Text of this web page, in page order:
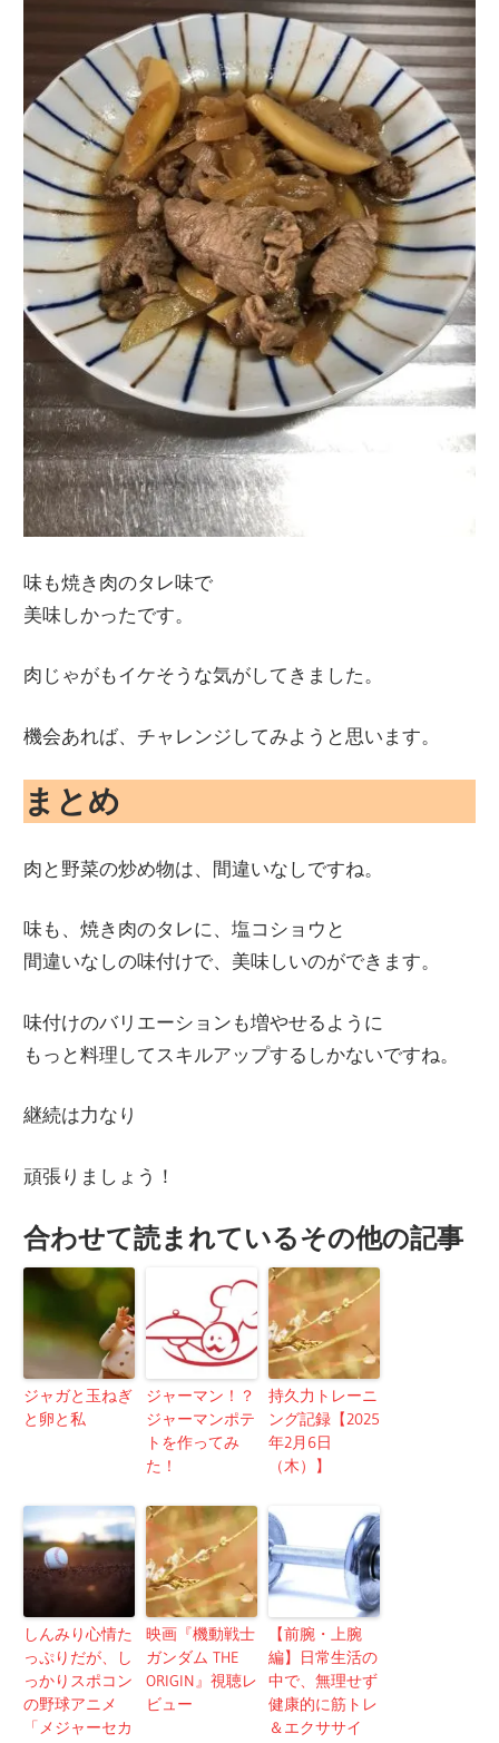
味も焼き肉のタレ味で
美味しかったです。
肉じゃがもイケそうな気がしてきました。
機会あれば、チャレンジしてみようと思います。
まとめ
肉と野菜の炒め物は、間違いなしですね。
味も、焼き肉のタレに、塩コショウと
間違いなしの味付けで、美味しいのができます。
味付けのバリエーションも増やせるように
もっと料理してスキルアップするしかないですね。
継続は力なり
頑張りましょう！
合わせて読まれているその他の記事
ジャガと玉ねぎ
と卵と私
ジャーマン！？
ジャーマンポテ
トを作ってみ
た！
持久力トレーニ
ング記録【2025
年2月6日
（木）】
しんみり心情た
っぷりだが、し
っかりスポコン
の野球アニメ
「メジャーセカ
映画『機動戦士
ガンダム THE
ORIGIN』視聴レ
ビュー
【前腕・上腕
編】日常生活の
中で、無理せず
健康的に筋トレ
＆エクササイ